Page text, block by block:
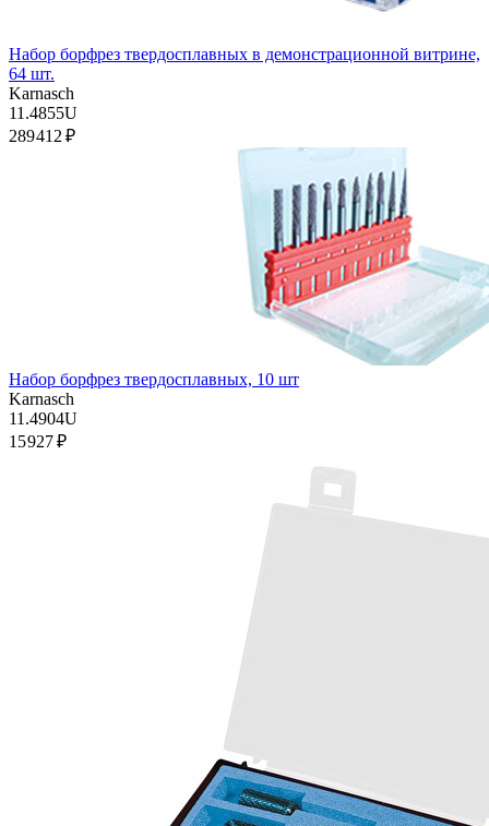
Набор борфрез твердосплавных в демонстрационной витрине,
64 шт.
Karnasch
11.4855U
289 412 ₽
Набор борфрез твердосплавных, 10 шт
Karnasch
11.4904U
15 927 ₽